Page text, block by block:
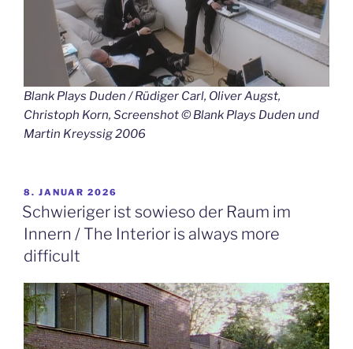
Blank Plays Duden / Rüdiger Carl, Oliver Augst,
Christoph Korn, Screenshot © Blank Plays Duden und
Martin Kreyssig 2006
VERÖFFENTLICHT
AM
8. JANUAR 2026
Schwieriger ist sowieso der Raum im
Innern / The Interior is always more
difficult